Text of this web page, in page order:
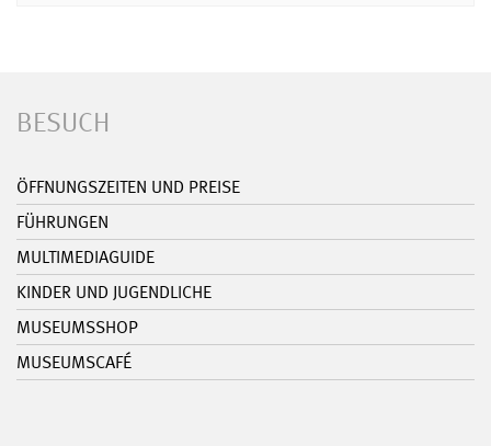
BESUCH
ÖFFNUNGSZEITEN UND PREISE
FÜHRUNGEN
MULTIMEDIAGUIDE
KINDER UND JUGENDLICHE
MUSEUMSSHOP
MUSEUMSCAFÉ